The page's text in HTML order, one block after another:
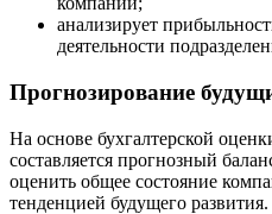
анализирует
деятельности
Прогнозирование
На основе бухгалтерской
составляется прогнозный
оценить общее состояние
тенденцией будущего развития.